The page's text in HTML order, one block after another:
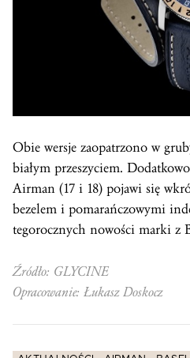
Obie wersje zaopatrzono w
białym przeszyciem.
Airman (17 i 18) pojawi się
bezelem i pomarańczowymi
tegorocznych nowości marki z
Źródło: GLYCINE
Opracowanie: Łukasz Doskocz